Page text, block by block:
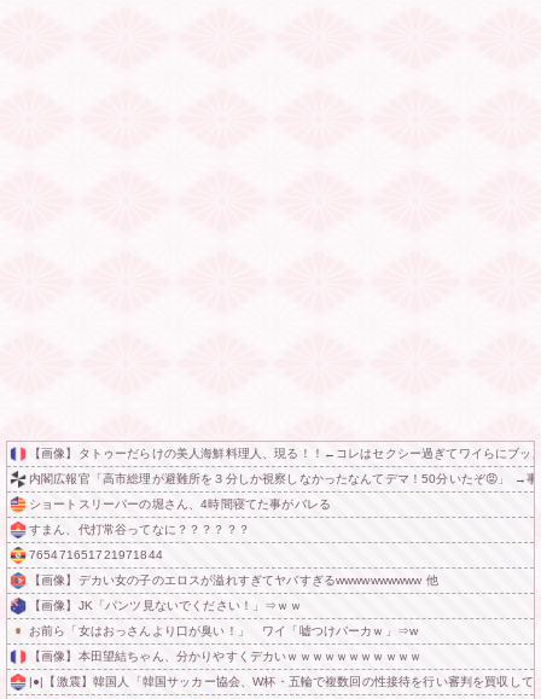
【画像】タトゥーだらけの美人海鮮料理人、現る！！←コレはセクシー過ぎてワイらにブッ
内閣広報官「高市総理が避難所を３分しか視察しなかったなんてデマ！50分いたぞ😡」 →
ショートスリーパーの堀さん、4時間寝てた事がバレる
すまん、代打常谷ってなに？？？？？？
765471651721971844
【画像】デカい女の子のエロスが溢れすぎてヤバすぎるwwwwwwwwww 他
【画像】JK「パンツ見ないでください！」⇒ｗｗ
お前ら「女はおっさんより口が臭い！」 ワイ「嘘つけバーカｗ」⇒w
【画像】本田望結ちゃん、分かりやすくデカいｗｗｗｗｗｗｗｗｗｗｗ
|●|【激震】韓国人「韓国サッカー協会、W杯・五輪で複数回の性接待を行い審判を買収し